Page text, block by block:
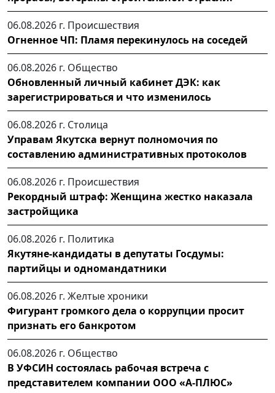
06.08.2026 г. Происшествия
Огненное ЧП: Пламя перекинулось на соседей
06.08.2026 г. Общество
Обновленный личный кабинет ДЭК: как
зарегистрироваться и что изменилось
06.08.2026 г. Столица
Управам Якутска вернут полномочия по
составлению административных протоколов
06.08.2026 г. Происшествия
Рекордный штраф: Женщина жестко наказала
застройщика
06.08.2026 г. Политика
Якутяне-кандидаты в депутаты Госдумы:
партийцы и одномандатники
06.08.2026 г. Желтые хроники
Фигурант громкого дела о коррупции просит
признать его банкротом
06.08.2026 г. Общество
В УФСИН состоялась рабочая встреча с
представителем компании ООО «А-ПЛЮС»